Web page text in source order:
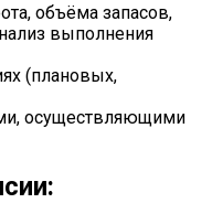
объёма запасов,
выполнения
(плановых,
осуществляющими